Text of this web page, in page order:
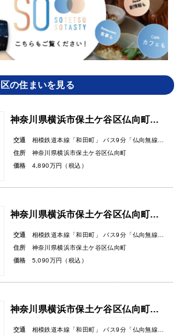
の住まいを見る
神奈川県横浜市保土ケ谷区仏向町新築戸建
交通
相模鉄道本線「和田町」 バス9分「仏向無線塔」バス停徒歩3分
住所
神奈川県横浜市保土ケ谷区仏向町
価格
4,890万円（税込）
神奈川県横浜市保土ケ谷区仏向町新築戸建
交通
相模鉄道本線「和田町」 バス9分「仏向無線塔」バス停徒歩3分
住所
神奈川県横浜市保土ケ谷区仏向町
価格
5,090万円（税込）
神奈川県横浜市保土ケ谷区仏向町新築戸建
交通
相模鉄道本線「和田町」 バス9分「仏向無線塔」バス停徒歩3分